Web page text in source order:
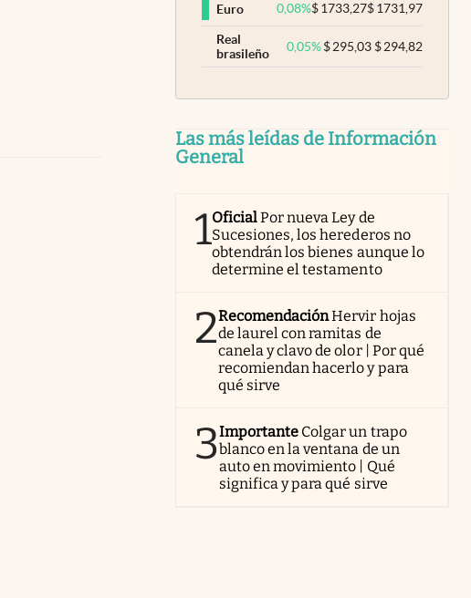
Euro 0,08%$1733,27$1731,97
Real
brasileño
0,05% $295,03 $294,82
Las más leídas de Información
General
1OficialPor nueva Ley de
Sucesiones, los herederos no
obtendrán los bienes aunque lo
determine el testamento
2RecomendaciónHervir hojas
de laurel con ramitas de
canela y clavo de olor | Por qué
recomiendan hacerlo y para
qué sirve
3Importante Colgar un trapo
blanco en la ventana de un
auto en movimiento | Qué
significa y para qué sirve